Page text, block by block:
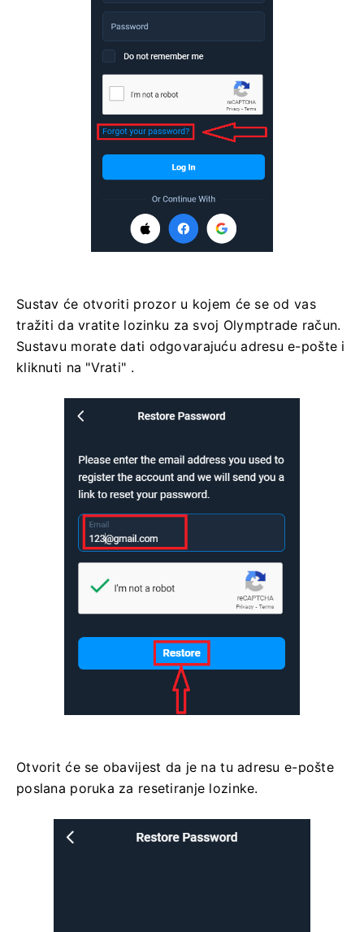
Sustav će otvoriti prozor u kojem će se od vas
tražiti da vratite lozinku za svoj Olymptrade račun.
Sustavu morate dati odgovarajuću adresu e-pošte i
kliknuti na "Vrati" .
Otvorit će se obavijest da je na tu adresu e-pošte
poslana poruka za resetiranje lozinke.